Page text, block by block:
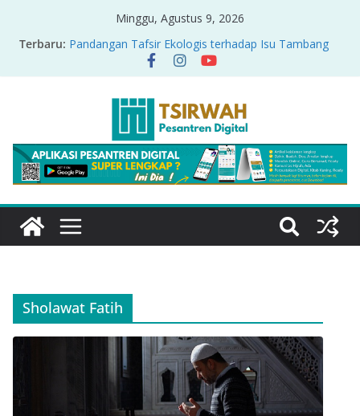
Minggu, Agustus 9, 2026
Terbaru: Pandangan Tafsir Ekologis terhadap Isu Tambang
Nikel di Raja Ampat
PRODUK RELASI KUASA-IDIOLOGI PADA TAFSIR
Sirah Nabawiyah
Oversharing dan Privasi dalam Al-Qur’an: “Ketika
Ayat Bicara Soal Curhat di Sosmed”
Menyikapi Fatherless, Kisah Lukman Menjadi
Cerminan
Sholawat Fatih